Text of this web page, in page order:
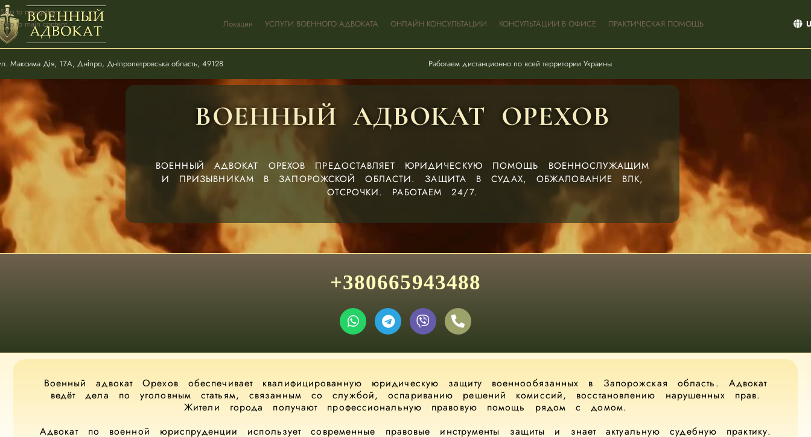
Skip to navigation
Skip to main content
Локации УСЛУГИ ВОЕННОГО АДВОКАТА ОНЛАЙН КОНСУЛЬТАЦИИ КОНСУЛЬТАЦИИ В ОФИСЕ ПРАКТИЧЕСКАЯ ПОМОЩЬ
Максима Дія, 17А, Дніпро, Дніпропетровська область, 49128 Работаем дистанционно по всей территории Украины
ВОЕННЫЙ АДВОКАТ ОРЕХОВ
ВОЕННЫЙ АДВОКАТ ОРЕХОВ ПРЕДОСТАВЛЯЕТ ЮРИДИЧЕСКУЮ ПОМОЩЬ ВОЕННОСЛУЖАЩИМ
И ПРИЗЫВНИКАМ В ЗАПОРОЖСКОЙ ОБЛАСТИ. ЗАЩИТА В СУДАХ, ОБЖАЛОВАНИЕ ВЛК,
ОТСРОЧКИ. РАБОТАЕМ 24/7.
+380665943488
Военный адвокат Орехов обеспечивает квалифицированную юридическую защиту военнообязанных в Запорожская область. Адвокат
ведёт дела по уголовным статьям, связанным со службой, оспариванию решений комиссий, восстановлению нарушенных прав.
Жители города получают профессиональную правовую помощь рядом с домом.
Адвокат по военной юриспруденции использует современные правовые инструменты защиты и знает актуальную судебную практику.